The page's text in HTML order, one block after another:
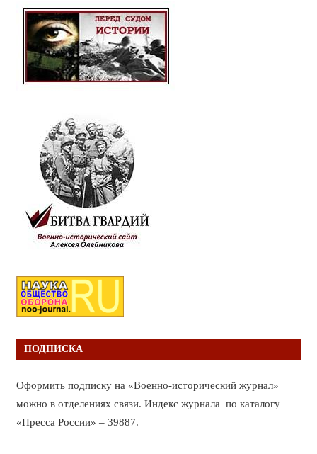
ПОДПИСКА
Оформить подписку на «Военно-исторический журнал»
можно в отделениях связи. Индекс журнала по каталогу
«Пресса России» – 39887.